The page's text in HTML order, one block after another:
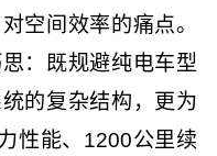
空间效率的痛点。
：既规避纯电车型
的复杂结构，更为
性能、1200公里续